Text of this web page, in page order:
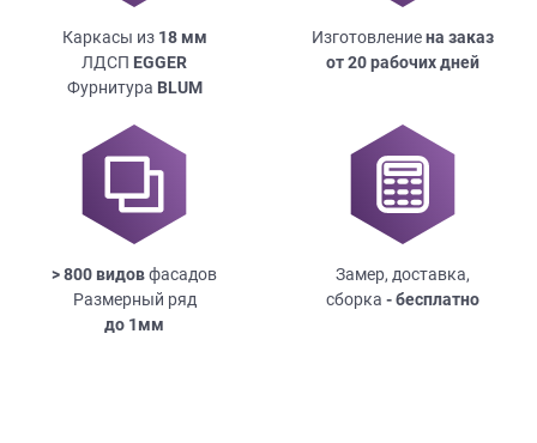
Каркасы из 18мм
ЛДСП EGGER
Фурнитура BLUM
Изготовлениена заказ
от 20 рабочих дней
> 800 видовфасадов
Размерный ряд
до 1мм
Замер, доставка,
сборка - бесплатно